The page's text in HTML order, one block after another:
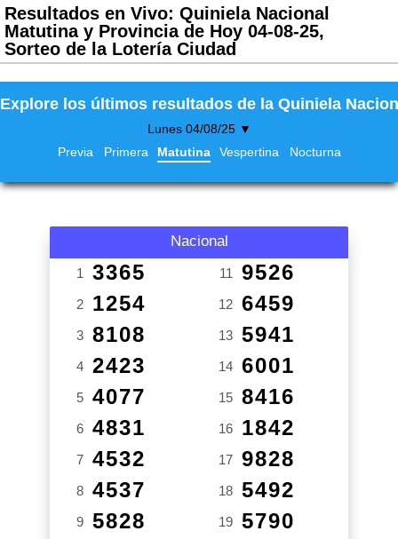
Resultados en Vivo: Quiniela Nacional
Matutina y Provincia de Hoy 04-08-25,
Sorteo de la Lotería Ciudad
Explore los últimos resultados de la Quiniela
Lunes 04/08/25 ▼
Previa
Primera Matutina Vespertina Nocturna
Nacional
1 3365
2 1254
3 8108
4 2423
5 4077
6 4831
7 4532
8 4537
9 5828
11 9526
12 6459
13 5941
14 6001
15 8416
16 1842
17 9828
18 5492
19 5790